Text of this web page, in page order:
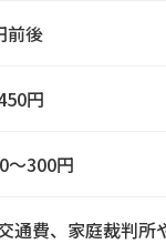
前後
円
〜300円
通費、家庭裁判